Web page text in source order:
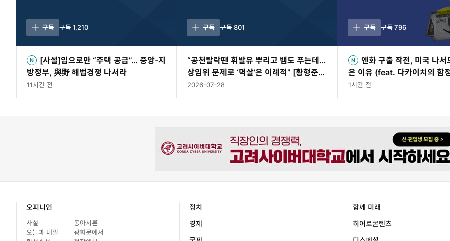
구독 구독1,210
[사설]입으로만 “주택 공급”… 중앙-지
방정부, 與野 해법경쟁 나서라
11시간 전
구독 구독801
“공천탈락땐 휘발유 뿌리고 뱀도 푸는데…
상임위 문제로 ‘멱살’은 이례적” [황형준의
법정모독]
2026-07-28
구독 구독796
엔화 구출 작전, 미국 나서
은 이유 (feat. 다카이치의 함
브]
1시간 전
오피니언
사설
오늘과 내일
동아시론
광화문에서
정치
경제
함께 미래
히어로콘텐츠